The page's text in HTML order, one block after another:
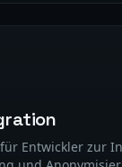
für Entwickler zur